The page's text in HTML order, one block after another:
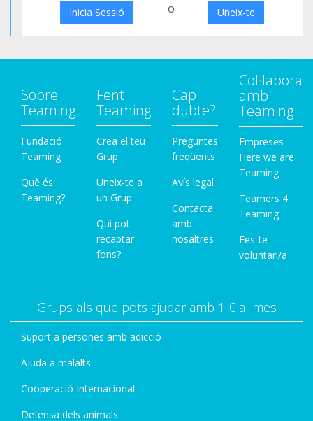
Inicia Sessió o Uneix-te
Sobre
Teaming
Fundació
Teaming
Què és
Teaming?
Fent
Teaming
Crea el teu
Grup
Uneix-te a
un Grup
Qui pot
recaptar
fons?
Cap
dubte?
Preguntes
freqüents
Avís legal
Contacta
amb
nosaltres
Col·labora
amb
Teaming
Empreses
Here we are
Teaming
Teamers 4
Teaming
Fes-te
voluntari/a
Grups als que pots ajudar amb 1 € al mes
Suport a persones amb adicció
Ajuda a malalts
Cooperació Internacional
Defensa dels animals